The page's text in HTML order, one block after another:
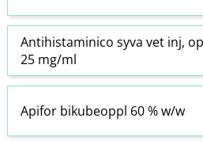
Antihistaminico syva vet inj,
25 mg/ml
Apifor bikubeoppl 60 % w​/​w